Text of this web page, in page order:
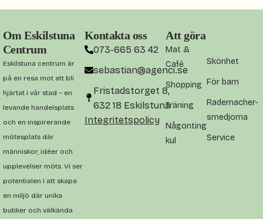
Om Eskilstuna
Centrum
Eskilstuna centrum är
på en resa mot att bli
hjärtat i vår stad – en
levande handelsplats
och en inspirerande
mötesplats där
människor, idéer och
upplevelser möts. Vi ser
potentialen i att skapa
en miljö där unika
butiker och välkända
Kontakta oss
073-665 63 42
sebastian@agenci.se
Fristadstorget 8,
632 18 Eskilstuna
Integritetspolicy
Att göra
Mat &
Café
Shopping
Träning
Någonting
kul
Skönhet
För barn
Rademacher-
smedjorna
Service